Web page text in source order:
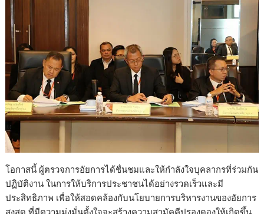
โอกาสนี้ ผู้ตรวจการอัยการได้ชื่นชมและให้กำลังใจบุคลากรที่ร่วมกัน
ปฏิบัติงาน ในการให้บริการประชาชนได้อย่างรวดเร็วและมี
ประสิทธิภาพ เพื่อให้สอดคล้องกับนโยบายการบริหารงานของอัยการ